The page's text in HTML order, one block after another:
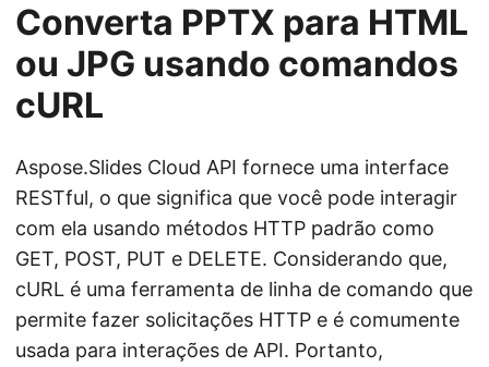
Converta PPTX para HTML
ou JPG usando comandos
cURL
Aspose.Slides Cloud API fornece uma interface
RESTful, o que significa que você pode interagir
com ela usando métodos HTTP padrão como
GET, POST, PUT e DELETE. Considerando que,
cURL é uma ferramenta de linha de comando que
permite fazer solicitações HTTP e é comumente
usada para interações de API. Portanto,